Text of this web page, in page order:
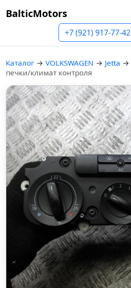
BalticMotors
+7 (921) 917-77-42
Каталог → VOLKSWAGEN → Jetta →
печки/климат контроля